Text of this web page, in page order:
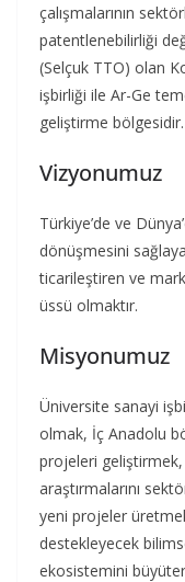
çalışmalarının
patentlenebilirliği
(Selçuk TTO) olan
işbirliği ile Ar-Ge
geliştirme bölgesidir.
Vizyonumuz
Türkiye’de ve
dönüşmesini
ticarileştiren ve
üssü olmaktır.
Misyonumuz
Üniversite sanayi
olmak, İç Anadolu
projeleri
araştırmalarını
yeni projeler
destekleyecek
ekosistemini